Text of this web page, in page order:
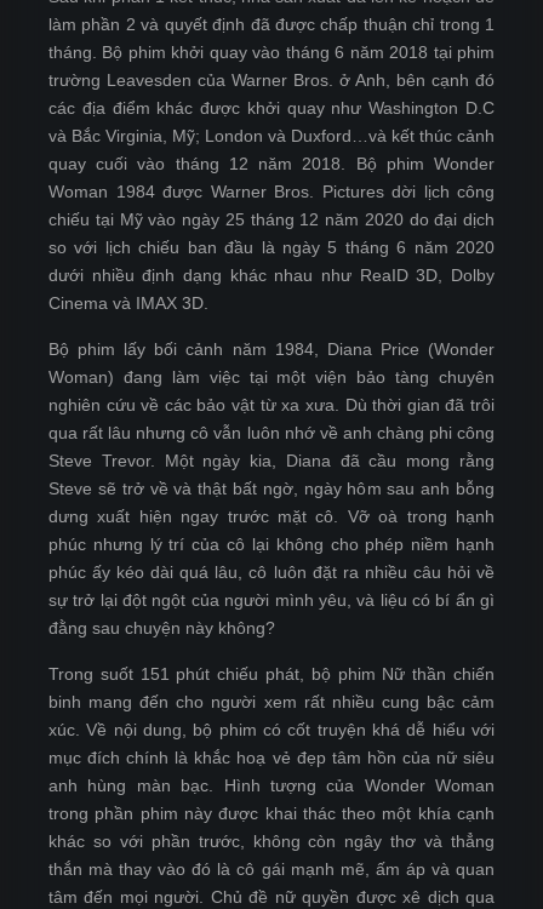
làm phần 2 và quyết định đã được chấp thuận chỉ trong 1
tháng. Bộ phim khởi quay vào tháng 6 năm 2018 tại phim
trường Leavesden của Warner Bros. ở Anh, bên cạnh đó
các địa điểm khác được khởi quay như Washington D.C
và Bắc Virginia, Mỹ; London và Duxford…và kết thúc cảnh
quay cuối vào tháng 12 năm 2018. Bộ phim Wonder
Woman 1984 được Warner Bros. Pictures dời lịch công
chiếu tại Mỹ vào ngày 25 tháng 12 năm 2020 do đại dịch
so với lịch chiếu ban đầu là ngày 5 tháng 6 năm 2020
dưới nhiều định dạng khác nhau như ReaID 3D, Dolby
Cinema và IMAX 3D.
Bộ phim lấy bối cảnh năm 1984, Diana Price (Wonder
Woman) đang làm việc tại một viện bảo tàng chuyên
nghiên cứu về các bảo vật từ xa xưa. Dù thời gian đã trôi
qua rất lâu nhưng cô vẫn luôn nhớ về anh chàng phi công
Steve Trevor. Một ngày kia, Diana đã cầu mong rằng
Steve sẽ trở về và thật bất ngờ, ngày hôm sau anh bỗng
dưng xuất hiện ngay trước mặt cô. Vỡ oà trong hạnh
phúc nhưng lý trí của cô lại không cho phép niềm hạnh
phúc ấy kéo dài quá lâu, cô luôn đặt ra nhiều câu hỏi về
sự trở lại đột ngột của người mình yêu, và liệu có bí ẩn gì
đằng sau chuyện này không?
Trong suốt 151 phút chiếu phát, bộ phim Nữ thần chiến
binh mang đến cho người xem rất nhiều cung bậc cảm
xúc. Về nội dung, bộ phim có cốt truyện khá dễ hiểu với
mục đích chính là khắc hoạ vẻ đẹp tâm hồn của nữ siêu
anh hùng màn bạc. Hình tượng của Wonder Woman
trong phần phim này được khai thác theo một khía cạnh
khác so với phần trước, không còn ngây thơ và thẳng
thắn mà thay vào đó là cô gái mạnh mẽ, ấm áp và quan
tâm đến mọi người. Chủ đề nữ quyền được xê dịch qua